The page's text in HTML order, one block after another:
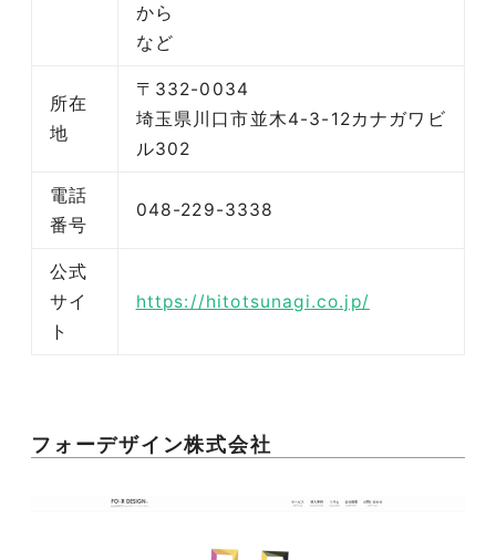
から
など
所在
地
〒332-0034
埼玉県川口市並木4-3-12カナガワビ
ル302
電話
番号
048-229-3338
公式
サイ
ト
https://hitotsunagi.co.jp/
フォーデザイン株式会社